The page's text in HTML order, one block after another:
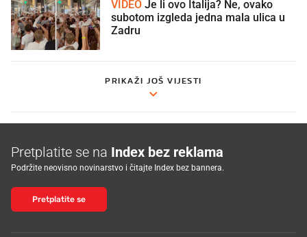
VIDEO
subotom izgleda jedna mala ulica u
Zadru
PRIKAŽI JOŠ VIJESTI
Pretplatite se na Index bez reklama
Podržite neovisno novinarstvo i čitajte Index bez bannera.
Pretplatite se